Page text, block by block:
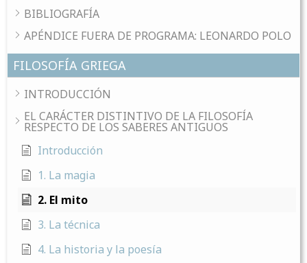
BIBLIOGRAFÍA
APÉNDICE FUERA DE PROGRAMA: LEONARDO POLO
FILOSOFÍA GRIEGA
INTRODUCCIÓN
EL CARÁCTER DISTINTIVO DE LA FILOSOFÍA
RESPECTO DE LOS SABERES ANTIGUOS
Introducción
1. La magia
2. El mito
3. La técnica
4. La historia y la poesía